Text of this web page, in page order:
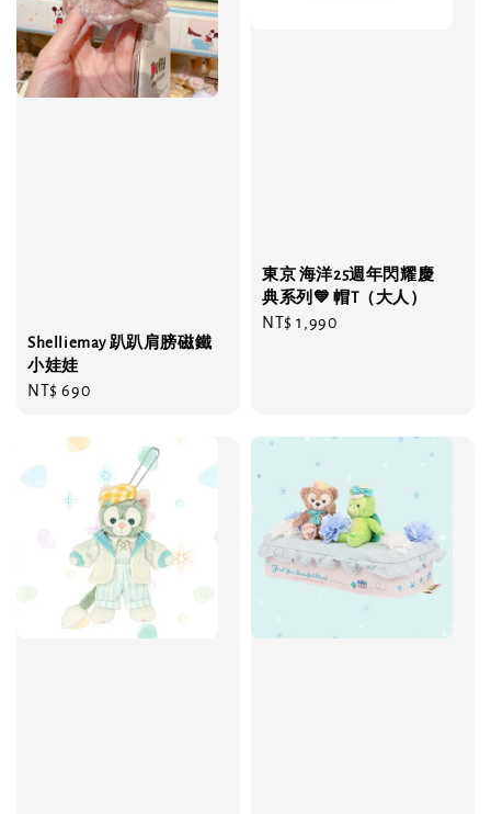
Shelliemay 趴趴肩膀磁鐵
小娃娃
Regular
NT$ 690
東京 海洋25週年閃耀慶
典系列💙 帽T（大人）
Regular
NT$ 1,990